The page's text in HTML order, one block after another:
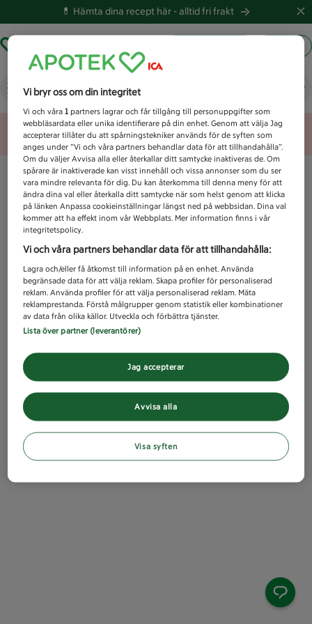
💊 Hämta dina recept här -alltid fri frakt
Vad letar du efter idag?
Unknown error
Vi bryr oss om din integritet
Vi och våra1 partners lagrar och får tillgång till personuppgifter som
webbläsardata eller unika identifierare på din enhet. Genom att välja Jag
accepterar tillåter du att spårningstekniker används för de syften som
anges under ”Vi och våra partners behandlar data för att tillhandahålla”.
Om du väljer Avvisa alla eller återkallar ditt samtycke inaktiveras de. Om
spårare är inaktiverade kan visst innehåll och vissa annonser som du ser
vara mindre relevanta för dig. Du kan återkomma till denna meny för att
ändra dina val eller återkalla ditt samtycke när som helst genom att klicka
på länken Anpassa cookieinställningar längst ned på webbsidan. Dina val
kommer att ha effekt inom vår Webbplats. Mer information finns i vår
integritetspolicy.
Vi och våra partners behandlar data för att tillhandahålla:
Lagra och/eller få åtkomst till information på en enhet. Använda
begränsade data för att välja reklam. Skapa profiler för personaliserad
reklam. Använda profiler för att välja personaliserad reklam. Mäta
reklamprestanda. Förstå målgrupper genom statistik eller kombinationer
av data från olika källor. Utveckla och förbättra tjänster.
Lista över partner (leverantörer)
Avvisa alla
Jag accepterar
Visa syften